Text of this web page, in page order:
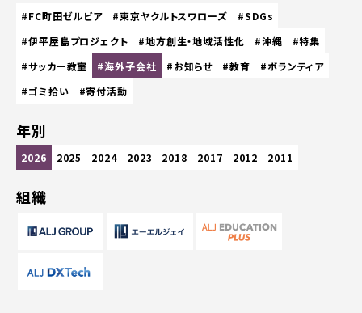
#FC町田ゼルビア #東京ヤクルトスワローズ
#SDGs
#伊平屋島プロジェクト
#地方創生・地域活性化 #沖縄
#特集
#サッカー教室
#海外子会社 #お知らせ #教育
#ボランティア
#ゴミ拾い
#寄付活動
年別
2026 2025 2024 2023 2018 2017 2012 2011
組織